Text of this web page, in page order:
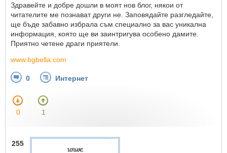
Здравейте и добре дошли в моят нов блог, някои от
читателите ме познават други не. Заповядайте разгледайте,
ще бъде забавно избрала съм специално за вас уникална
информация, която ще ви заинтригува особено дамите.
Приятно четене драги приятели.
www.bgbella.com
0 Интернет
0 1
255